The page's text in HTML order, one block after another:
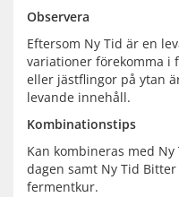
Observera
Eftersom Ny Tid är en
variationer förekomma i
eller jästflingor på ytan
levande innehåll.
Kombinationstips
Kan kombineras med
dagen samt Ny Tid
fermentkur.